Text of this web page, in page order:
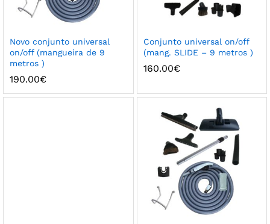
Novo conjunto universal
on/off (mangueira de 9
metros )
190.00€
Conjunto universal on/off
(mang. SLIDE – 9 metros )
160.00€